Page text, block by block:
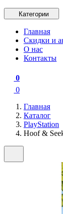
Категории
Главная
Скидки и
О нас
Контакты
0
0
Главная
Каталог
PlayStation
Hoof &